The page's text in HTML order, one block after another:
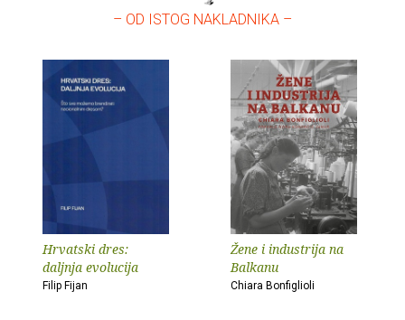
– OD ISTOG NAKLADNIKA –
Hrvatski dres:
daljnja evolucija
Filip Fijan
Žene i industrija na
Balkanu
Chiara Bonfiglioli